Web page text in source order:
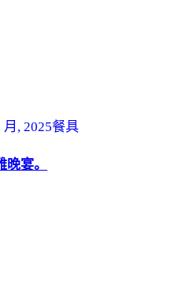
月, 2025餐具
宴。